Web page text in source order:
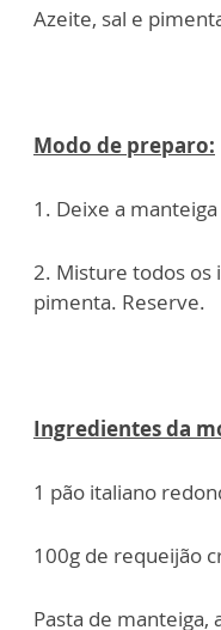
Azeite, sal e
Modo de preparo:
1. Deixe a
2. Misture todos os
pimenta. Reserve.
Ingredientes da
1 pão italiano
100g de requeijão
Pasta de manteiga,